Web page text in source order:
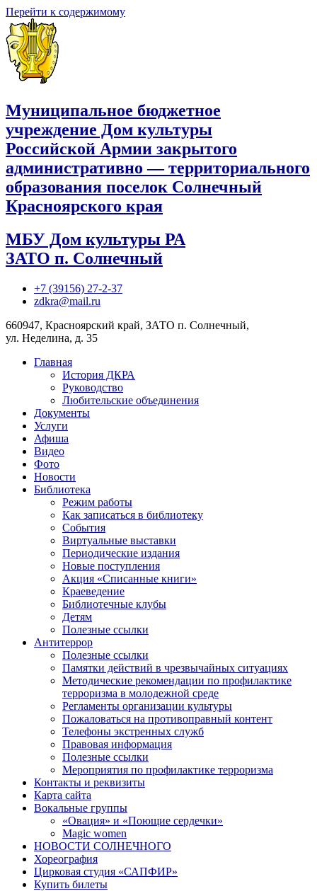
Перейти к содержимому
Муниципальное бюджетное
учреждение Дом культуры
Российской Армии закрытого
административно — территориального
образования поселок Солнечный
Красноярского края
МБУ Дом культуры РА
ЗАТО п. Солнечный
+7 (39156) 27-2-37
zdkra@mail.ru
660947, Красноярский край, ЗАТО п. Солнечный,
ул. Неделина, д. 35
Главная
История ДКРА
Руководство
Любительские объединения
Документы
Услуги
Афиша
Видео
Фото
Новости
Библиотека
Режим работы
Как записаться в библиотеку
События
Виртуальные выставки
Периодические издания
Новые поступления
Акция «Списанные книги»
Краеведение
Библиотечные клубы
Детям
Полезные ссылки
Антитеррор
Полезные ссылки
Памятки действий в чрезвычайных ситуациях
Методические рекомендации по профилактике
терроризма в молодежной среде
Регламенты организации культуры
Пожаловаться на противоправный контент
Телефоны экстренных служб
Правовая информация
Полезные ссылки
Мероприятия по профилактике терроризма
Контакты и реквизиты
Карта сайта
Вокальные группы
«Овация» и «Поющие сердечки»
Magic women
НОВОСТИ СОЛНЕЧНОГО
Хореография
Цирковая студия «САПФИР»
Купить билеты